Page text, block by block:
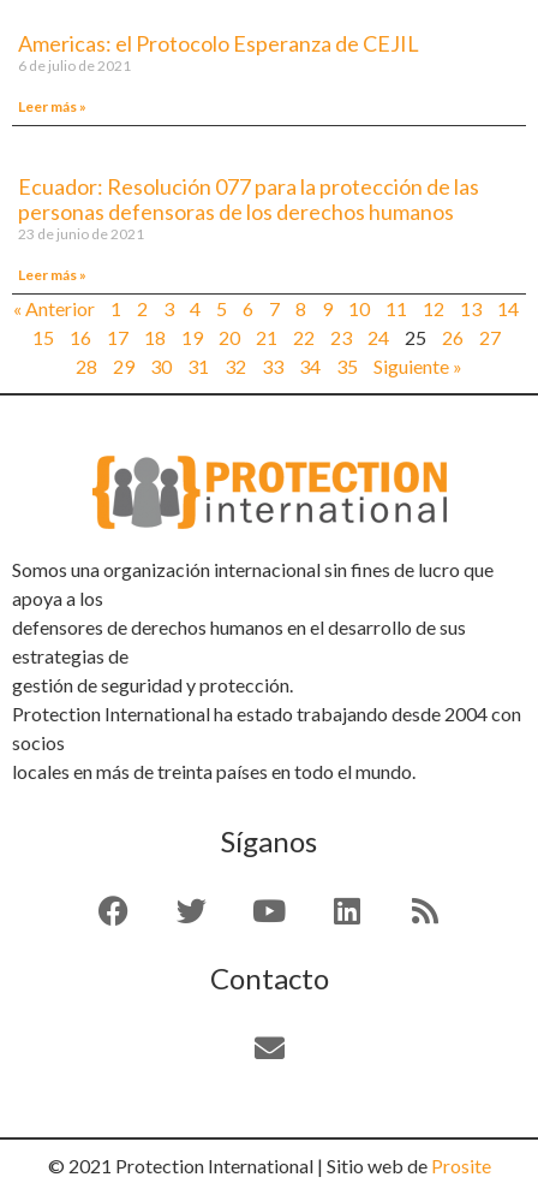
Americas: el Protocolo Esperanza de CEJIL
6 de julio de 2021
Leer más »
Ecuador: Resolución 077 para la protección de las
personas defensoras de los derechos humanos
23 de junio de 2021
Leer más »
« Anterior 1 2 3 4 5 6 7 8 9 10 11 12 13
14
15
16 17 18 19 20 21 22 23 24 25 26
27
28
29 30 31 32 33 34 35 Siguiente »
Somos una organización internacional sin fines de lucro que
apoya a los
defensores de derechos humanos en el desarrollo de sus
estrategias de
gestión de seguridad y protección.
Protection International ha estado trabajando desde 2004 con
socios
locales en más de treinta países en todo el mundo.
Síganos
Contacto
© 2021 Protection International | Sitio web de Prosite